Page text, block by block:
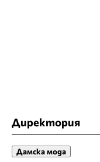
Директория
Дамска мода